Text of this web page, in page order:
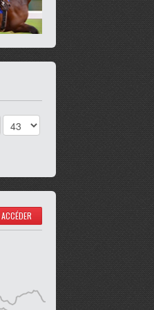
ACCÉDER